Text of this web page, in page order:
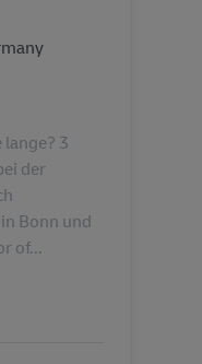
3
der
Bonn und
of...